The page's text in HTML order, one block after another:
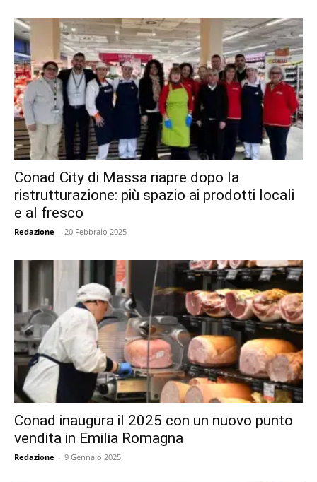
Conad City di Massa riapre dopo la
ristrutturazione: più spazio ai prodotti locali
e al fresco
Redazione - 20 Febbraio 2025
Conad inaugura il 2025 con un nuovo punto
vendita in Emilia Romagna
Redazione - 9 Gennaio 2025